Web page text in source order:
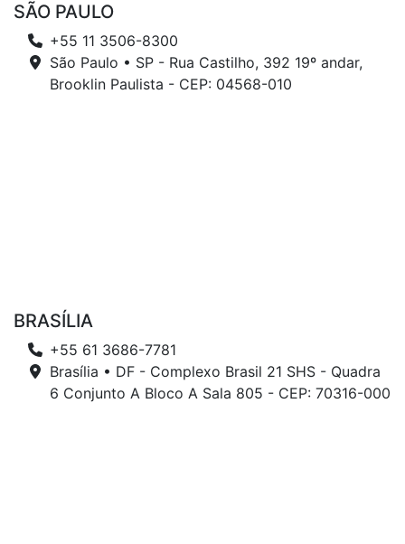
SÃO PAULO
+55 11 3506-8300
São Paulo • SP - Rua Castilho, 392 19º andar,
Brooklin Paulista - CEP: 04568-010
BRASÍLIA
+55 61 3686-7781
Brasília • DF - Complexo Brasil 21 SHS - Quadra
6 Conjunto A Bloco A Sala 805 - CEP: 70316-000